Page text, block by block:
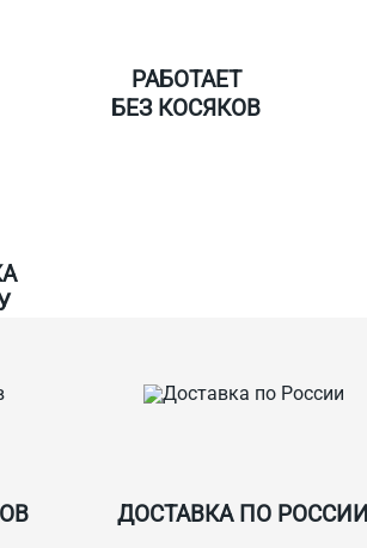
РАБОТАЕТ
БЕЗ КОСЯКОВ
ДОСТАВКА ПО РОССИИ